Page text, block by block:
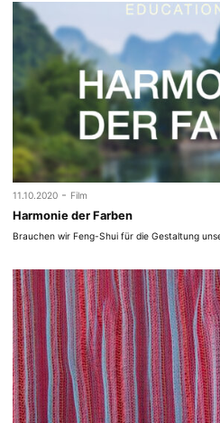
11.10.2020 - Film
Harmonie der Farben
Brauchen wir Feng-Shui für die Gestaltung